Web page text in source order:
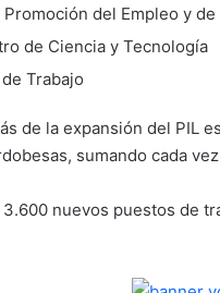
del Empleo y
de Ciencia y Tecnología
Trabajo
de la expansión del PIL
sumando cada
nuevos puestos de